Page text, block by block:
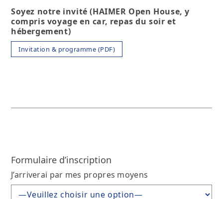
Soyez notre invité (HAIMER Open House, y
compris voyage en car, repas du soir et
hébergement)
Invitation & programme (PDF)
Formulaire d’inscription
J’arriverai par mes propres moyens